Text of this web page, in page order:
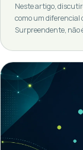
Neste artigo,
como um diferencial
Surpreendente, não
conceito que se
do conhecimento e
[…]